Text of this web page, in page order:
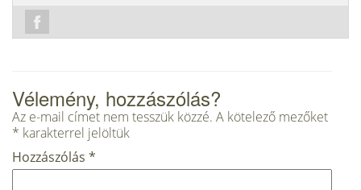
Vélemény, hozzászólás?
Az e-mail címet nem tesszük közzé. A kötelező mezőket
* karakterrel jelöltük
Hozzászólás *